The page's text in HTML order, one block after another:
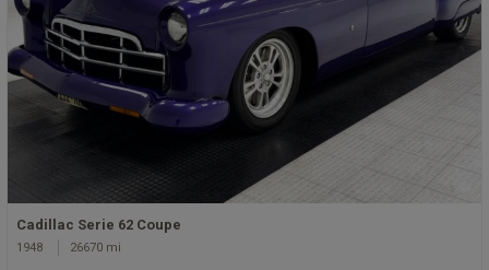
Cadillac Serie 62 Coupe
1948 26670 mi